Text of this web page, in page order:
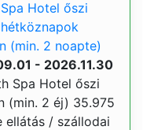
Hotel őszi
(min. 2 noapte)
- 2026.11.30
Spa Hotel őszi
(min. 2 éj) 35.975
/ szállodai